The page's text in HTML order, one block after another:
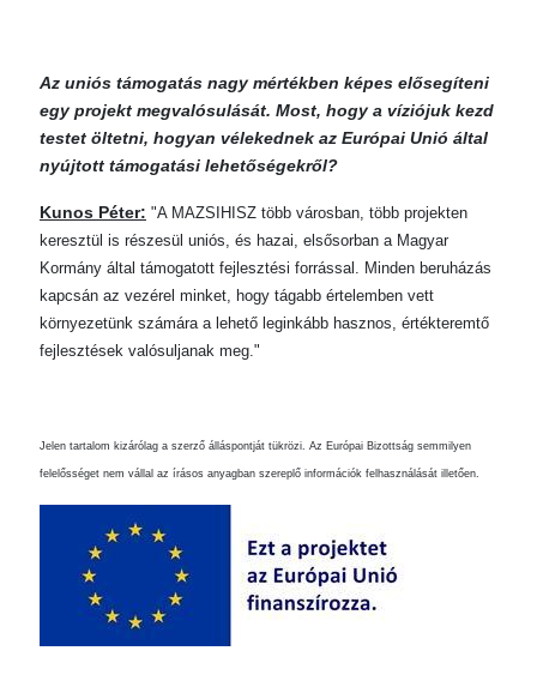
Az uniós támogatás nagy mértékben képes elősegíteni
egy projekt megvalósulását. Most, hogy a víziójuk kezd
testet öltetni, hogyan vélekednek az Európai Unió által
nyújtott támogatási lehetőségekről?
Kunos Péter: "A MAZSIHISZ több városban, több projekten
keresztül is részesül uniós, és hazai, elsősorban a Magyar
Kormány által támogatott fejlesztési forrással. Minden beruházás
kapcsán az vezérel minket, hogy tágabb értelemben vett
környezetünk számára a lehető leginkább hasznos, értékteremtő
fejlesztések valósuljanak meg."
Jelen tartalom kizárólag a szerző álláspontját tükrözi. Az Európai Bizottság semmilyen
felelősséget nem vállal az írásos anyagban szereplő információk felhasználását illetően.